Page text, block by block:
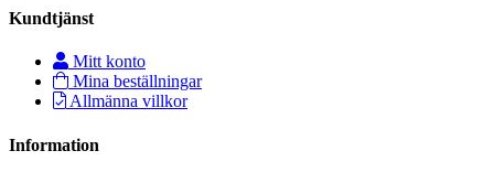
Kundtjänst
Mitt konto
Mina beställningar
Allmänna villkor
Information